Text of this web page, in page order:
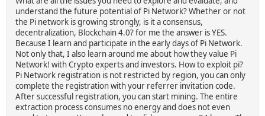
understand the future potential of Pi Network? Whether or not
the Pi network is growing strongly, is it a consensus,
decentralization, Blockchain 4.0? for me the answer is YES.
Because I learn and participate in the early days of Pi Network.
Not only that, I also learn around me about how they value Pi
Network! with Crypto experts and investors. How to exploit pi?
Pi Network registration is not restricted by region, you can only
complete the registration with your referrer invitation code.
After successful registration, you can start mining. The entire
extraction process consumes no energy and does not even